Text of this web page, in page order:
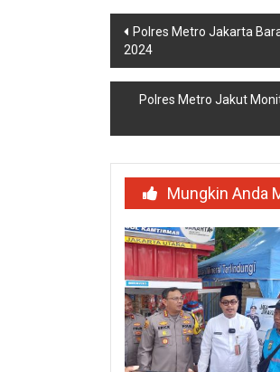
Navigasi
pos
Polres Metro Jakarta
2024
Polres Metro Jakut
Mungkin Anda